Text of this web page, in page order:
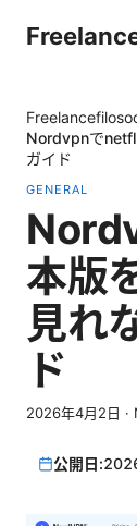
Nordvpnで
ガイド
GENERAL
本版
見れ
ド
2026年4月2日 ·
公開日: